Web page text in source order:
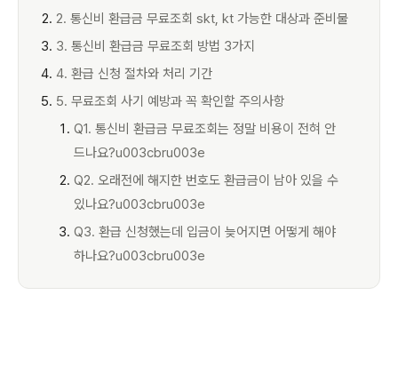
2. 통신비 환급금 무료조회 skt, kt 가능한 대상과 준비물
3. 통신비 환급금 무료조회 방법 3가지
4. 환급 신청 절차와 처리 기간
5. 무료조회 사기 예방과 꼭 확인할 주의사항
Q1. 통신비 환급금 무료조회는 정말 비용이 전혀 안
드나요?u003cbru003e
Q2. 오래전에 해지한 번호도 환급금이 남아 있을 수
있나요?u003cbru003e
Q3. 환급 신청했는데 입금이 늦어지면 어떻게 해야
하나요?u003cbru003e